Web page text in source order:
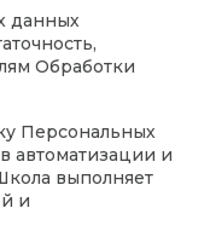
данных
Обработки
Персональных
автоматизации и
выполняет
и